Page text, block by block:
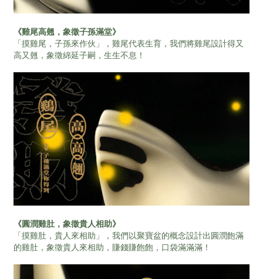
《雞尾高翹，象徵子孫滿堂》
「摸雞尾，子孫來作伙」，雞尾代表生育，我們將雞尾設計得又
高又翹，象徵綿延子嗣，生生不息！
《圓潤雞肚，象徵貴人相助》
「摸雞肚，貴人來相助」，我們以聚寶盆的概念設計出圓潤飽滿
的雞肚，象徵貴人來相助，賺錢賺飽飽，口袋滿滿滿！